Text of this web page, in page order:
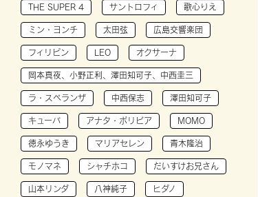
THE SUPER 4 サントロフィ 歌心りえ
ミン・ヨンチ 太田弦 広島交響楽団
フィリピン LEO オクサーナ
岡本真夜、小野正利、澤田知可子、中西圭三
ラ・スペランザ 中西保志 澤田知可子
キューバ アナタ・ボリビア MOMO
徳永ゆうき マリアセレン 青木隆治
モノマネ シャチホコ だいすけお兄さん
山本リンダ 八神純子 ヒダノ